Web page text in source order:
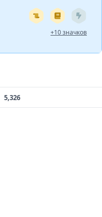
+10 значков
5,326